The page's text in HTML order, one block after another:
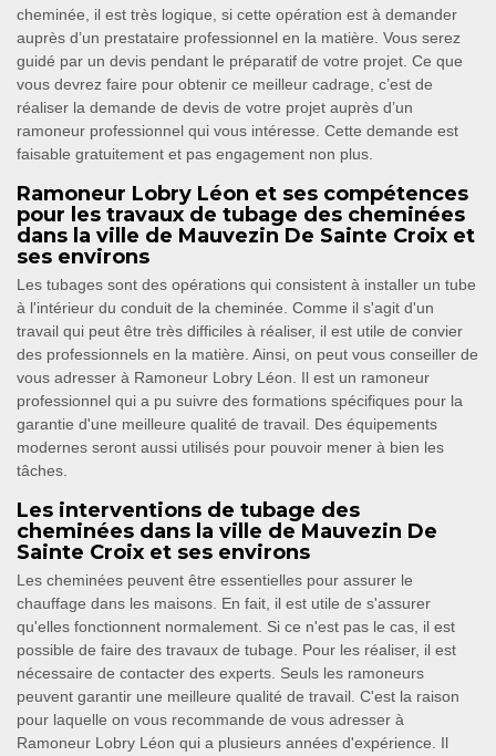
cheminée, il est très logique, si cette opération est à demander
auprès d’un prestataire professionnel en la matière. Vous serez
guidé par un devis pendant le préparatif de votre projet. Ce que
vous devrez faire pour obtenir ce meilleur cadrage, c’est de
réaliser la demande de devis de votre projet auprès d’un
ramoneur professionnel qui vous intéresse. Cette demande est
faisable gratuitement et pas engagement non plus.
Ramoneur Lobry Léon et ses compétences
pour les travaux de tubage des cheminées
dans la ville de Mauvezin De Sainte Croix et
ses environs
Les tubages sont des opérations qui consistent à installer un tube
à l'intérieur du conduit de la cheminée. Comme il s'agit d'un
travail qui peut être très difficiles à réaliser, il est utile de convier
des professionnels en la matière. Ainsi, on peut vous conseiller de
vous adresser à Ramoneur Lobry Léon. Il est un ramoneur
professionnel qui a pu suivre des formations spécifiques pour la
garantie d'une meilleure qualité de travail. Des équipements
modernes seront aussi utilisés pour pouvoir mener à bien les
tâches.
Les interventions de tubage des
cheminées dans la ville de Mauvezin De
Sainte Croix et ses environs
Les cheminées peuvent être essentielles pour assurer le
chauffage dans les maisons. En fait, il est utile de s'assurer
qu'elles fonctionnent normalement. Si ce n'est pas le cas, il est
possible de faire des travaux de tubage. Pour les réaliser, il est
nécessaire de contacter des experts. Seuls les ramoneurs
peuvent garantir une meilleure qualité de travail. C'est la raison
pour laquelle on vous recommande de vous adresser à
Ramoneur Lobry Léon qui a plusieurs années d'expérience. Il